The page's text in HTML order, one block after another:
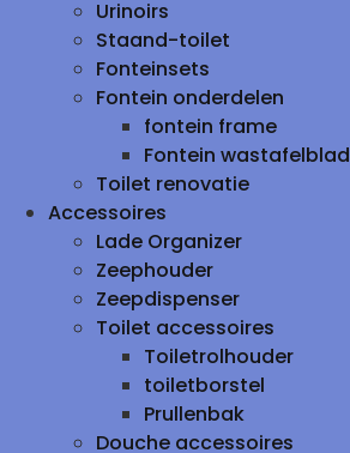
Urinoirs
Staand-toilet
Fonteinsets
Fontein onderdelen
fontein frame
Fontein wastafelblad
Toilet renovatie
Accessoires
Lade Organizer
Zeephouder
Zeepdispenser
Toilet accessoires
Toiletrolhouder
toiletborstel
Prullenbak
Douche accessoires